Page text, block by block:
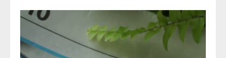
Player